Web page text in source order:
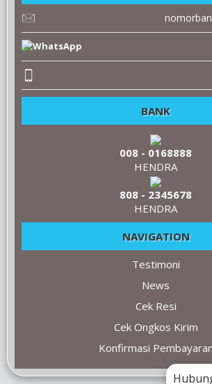
BANK
008 - 0168888
HENDRA
808 - 2345678
HENDRA
NAVIGATION
Testimoni
News
Cek Resi
Cek Ongkos Kirim
Konfirmasi Pembayaran